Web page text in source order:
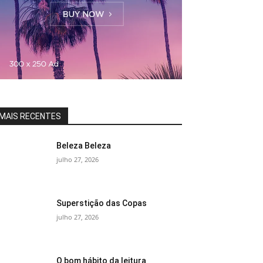
RECENTES
Beleza Beleza
julho 27, 2026
Superstição das Copas
julho 27, 2026
O bom hábito da leitura